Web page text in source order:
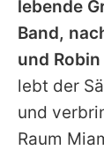
lebende
Band,
und
lebt der
und
Raum